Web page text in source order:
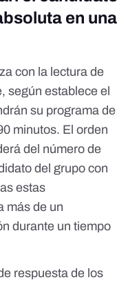
en una
con la lectura de
según establece el
su programa de
minutos. El orden
del número de
del grupo con
estas
más de un
durante un tiempo
respuesta de los